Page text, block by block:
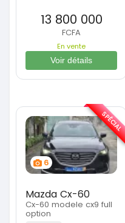
13 800 000
FCFA
En vente
Voir détails
6
Mazda Cx-60
Cx-60 modele cx9 full
option
SPÉCIAL